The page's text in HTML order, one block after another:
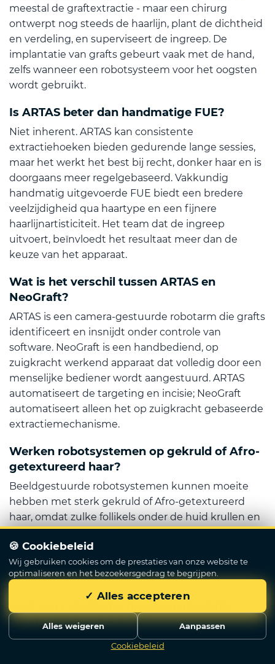
meestal de graftextractie - maar een chirurg
ontwerpt nog steeds de haarlijn, plant de dichtheid
en verdeling, en superviseert de ingreep. De
implantatie van grafts gebeurt vaak met de hand,
zelfs wanneer een robotsysteem voor het oogsten
wordt gebruikt.
Is ARTAS beter dan handmatige FUE?
Niet inherent. ARTAS kan consistente
extractiehoeken bieden gedurende lange sessies,
maar het werkt het best bij recht, donker haar en is
doorgaans meer regelgebaseerd. Vakkundig
handmatig uitgevoerde FUE biedt een bredere
veelzijdigheid qua haartype en een fijnere
haarlijnartisticiteit. Het team dat de ingreep
uitvoert, beïnvloedt het resultaat meer dan de
keuze van het apparaat.
Wat is het verschil tussen ARTAS en
NeoGraft?
ARTAS is een camera-gestuurde robotarm die grafts
identificeert en insnijdt onder controle van
software. NeoGraft is een handbediend, op
zuigkracht werkend apparaat dat volledig door een
menselijke bediener wordt aangestuurd. ARTAS
automatiseert de targeting en incisie; NeoGraft
automatiseert alleen het op zuigkracht gebaseerde
extractiemechanisme.
Werken robotsystemen op gekruld of Afro-
getextureerd haar?
Beeldgestuurde robotsystemen kunnen moeite
hebben met sterk gekruld of Afro-getextureerd
haar, omdat zulke follikels onder de huid krullen en
moeilijker nauwkeurig door camera's te volgen zijn.
Een vakkundige handmatige aanpak is doorgaans
veelzijdiger voor gekruld, fijn of contrastarm (grijs,
blond, lichtrood) haar.
Laat een robotische haartransplantatie
minder littekens achter?
Alle FUE-gebaseerde methoden - robotisch,
Schrijf Ons
🍪 Cookiebeleid
Wij gebruiken cookies om de prestaties van onze website te
optimaliseren en het bezoekersgedrag te begrijpen.
Cookiebeleid
Alles weigeren Aanpassen
✓ Alles accepteren